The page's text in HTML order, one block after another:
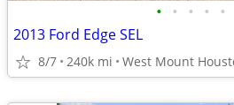
• • • • •
2013 Ford Edge SEL
8/7 240k mi West Mount